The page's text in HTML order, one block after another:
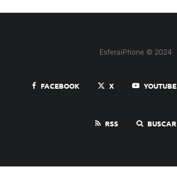
EsferaiPhone © 2024
FACEBOOK X YOUTUBE
RSS BUSCAR